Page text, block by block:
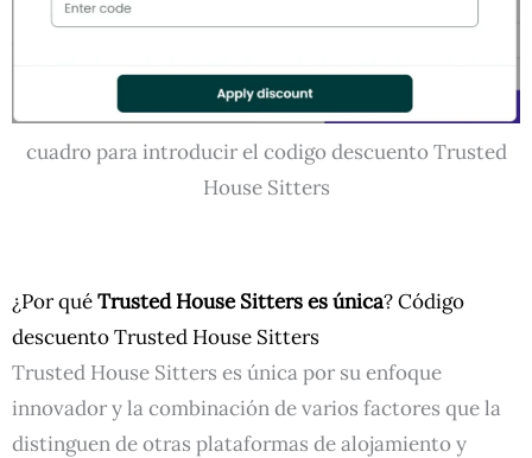
cuadro para introducir el codigo descuento Trusted
House Sitters
¿Por quéTrusted House Sitterses única? Código
descuento Trusted House Sitters
Trusted House Sitters es única por su enfoque
innovador y la combinación de varios factores que la
distinguen de otras plataformas de alojamiento y